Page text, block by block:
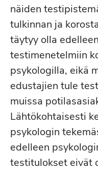
näiden
tulkinnan ja
täytyy olla
testimenetelmiin
psykologilla, eikä
edustajien tule
muissa
Lähtökohtaisesti
psykologin
edelleen
testitulokset eivät